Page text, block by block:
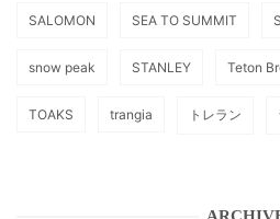
SALOMON SEA TO SUMMIT
snow peak STANLEY Teton
TOAKS trangia トレラン